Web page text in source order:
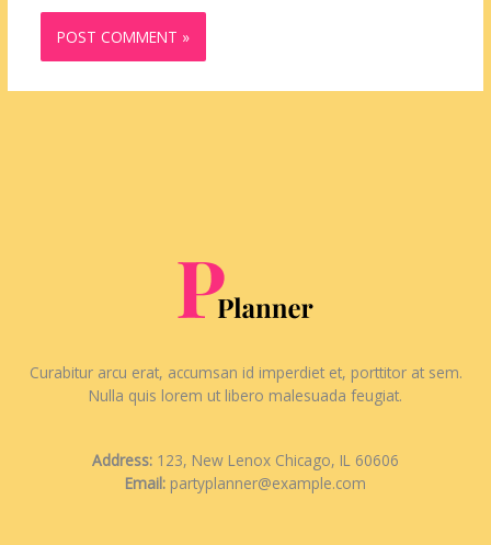
Curabitur arcu erat, accumsan id imperdiet et, porttitor at sem.
Nulla quis lorem ut libero malesuada feugiat.
Address: 123, New Lenox Chicago, IL 60606
Email: partyplanner@example.com